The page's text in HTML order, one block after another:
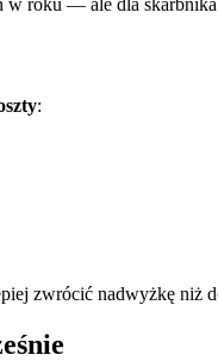
:
zwrócić nadwyżkę niż